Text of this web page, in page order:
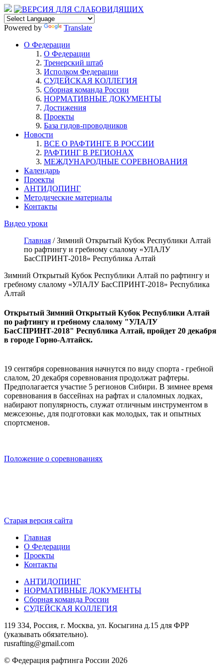
Powered by
Translate
О Федерации
О Федерации
Тренерский штаб
Исполком Федерации
СУДЕЙСКАЯ КОЛЛЕГИЯ
Сборная команда России
НОРМАТИВНЫЕ ДОКУМЕНТЫ
Достижения
Проекты
База гидов-проводников
Новости
ВСЕ О РАФТИНГЕ В РОССИИ
РАФТИНГ В РЕГИОНАХ
МЕЖДУНАРОДНЫЕ СОРЕВНОВАНИЯ
Календарь
Проекты
АНТИДОПИНГ
Методические материалы
Контакты
Видео уроки
Главная /Зимний Открытый Кубок Республики Алтай
по рафтингу и гребному слалому «УЛАЛУ
БасСПРИНТ-2018» Республика Алтай
Зимний Открытый Кубок Республики Алтай по рафтингу и
гребному слалому «УЛАЛУ БасСПРИНТ-2018» Республика
Алтай
Открытый Зимний Открытый Кубок Республики Алтай
по рафтингу и гребному слалому "УЛАЛУ
БасСПРИНТ-2018" Республика Алтай, пройдет 20 декабря
в городе Горно-Алтайск.
19 сентября соревнования начнутся по виду спорта - гребной
слалом, 20 декабря соревнования продолжат рафтеры.
Предполагается участие 5 регионов Сибири. В зимнее время
соревнования в бассейнах на рафтах и слаломных лодках,
набирают популярность, служат отличным инструментом в
межсезонье, для подготовки как молодых, так и опытных
спортсменов.
Положение о соревнованиях
Старая версия сайта
Главная
О Федерации
Проекты
Контакты
АНТИДОПИНГ
НОРМАТИВНЫЕ ДОКУМЕНТЫ
Сборная команда России
СУДЕЙСКАЯ КОЛЛЕГИЯ
119 334, Россия, г. Москва, ул. Косыгина д.15 для ФРР
(указывать обязательно).
rusrafting@gmail.com
© Федерация рафтинга России 2026